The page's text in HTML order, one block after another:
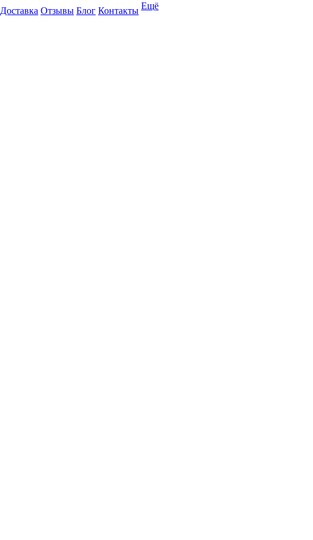
Доставка Отзывы Блог Контакты Ещё